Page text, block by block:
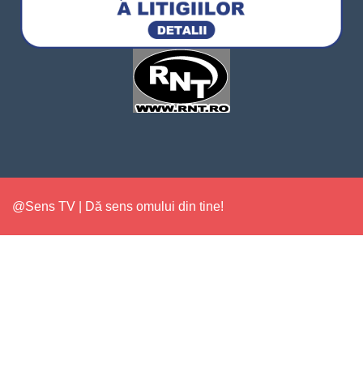
@Sens TV | Dă sens omului din tine!